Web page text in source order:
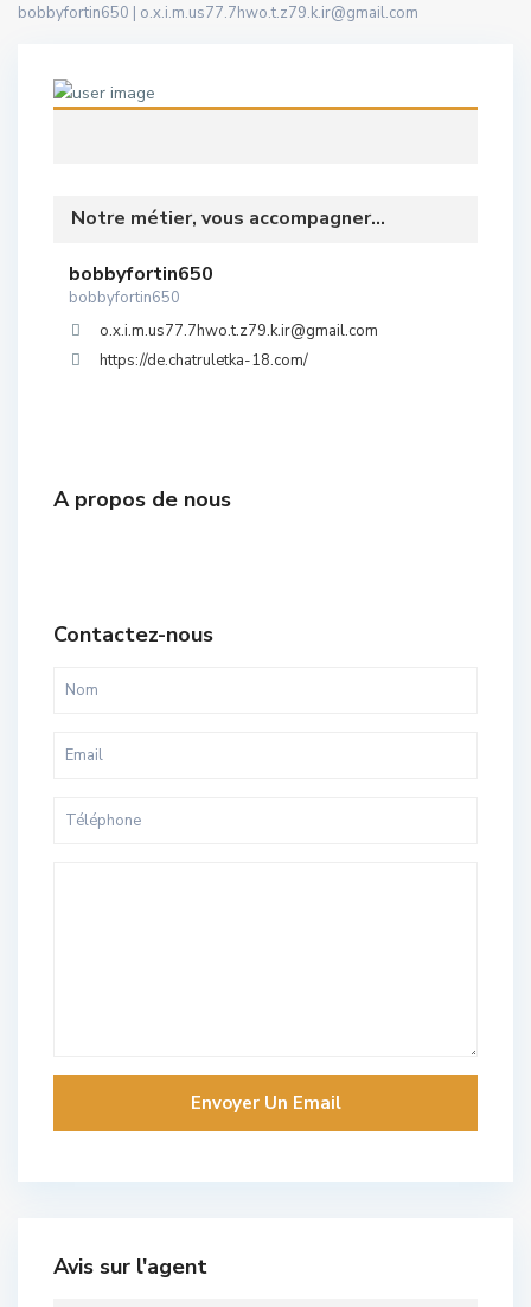
bobbyfortin650 | o.x.i.m.us77.7hwo.t.z79.k.ir@gmail.com
Notre métier, vous accompagner...
bobbyfortin650
bobbyfortin650
o.x.i.m.us77.7hwo.t.z79.k.ir@gmail.com
https://de.chatruletka-18.com/
A propos de nous
Contactez-nous
Avis sur l'agent